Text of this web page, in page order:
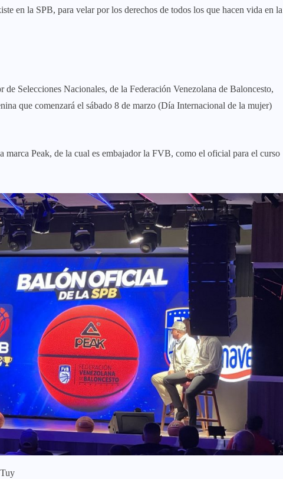
en la SPB, para velar por los derechos de todos los que hacen vida en la
Selecciones Nacionales, de la Federación Venezolana de Baloncesto,
que comenzará el sábado 8 de marzo (Día Internacional de la mujer)
Peak, de la cual es embajador la FVB, como el oficial para el curso